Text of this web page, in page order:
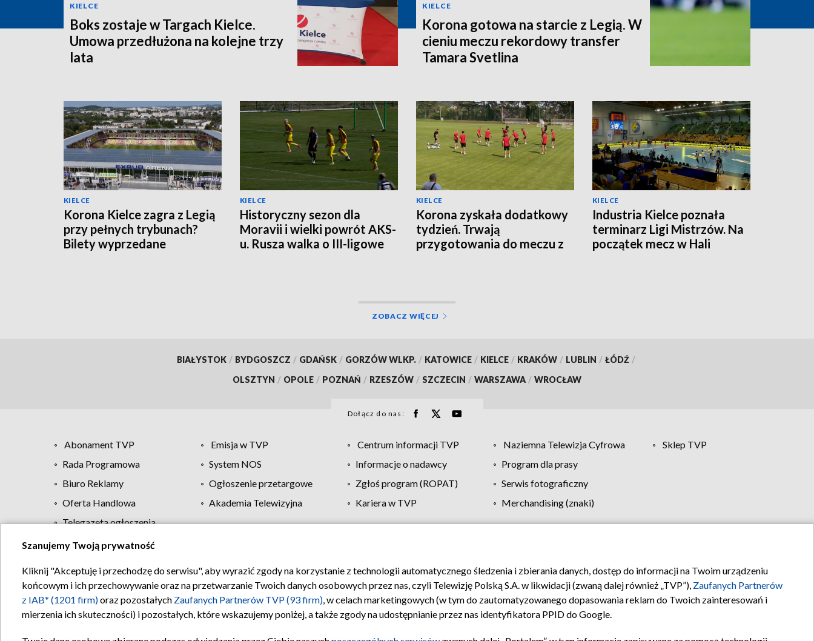
KIELCE
Boks zostaje w Targach Kielce.
Umowa przedłużona na kolejne trzy
lata
KIELCE
Korona gotowa na starcie z Legią. W
cieniu meczu rekordowy transfer
Tamara Svetlina
KIELCE
Korona Kielce zagra z Legią
przy pełnych trybunach?
Bilety wyprzedane
KIELCE
Historyczny sezon dla
Moravii i wielki powrót AKS-
u. Rusza walka o III-ligowe
KIELCE
Korona zyskała dodatkowy
tydzień. Trwają
przygotowania do meczu z
KIELCE
Industria Kielce poznała
terminarz Ligi Mistrzów. Na
początek mecz w Hali
ZOBACZ WIĘCEJ
BIAŁYSTOK / BYDGOSZCZ / GDAŃSK / GORZÓW WLKP. / KATOWICE / KIELCE / KRAKÓW / LUBLIN / ŁÓDŹ /
OLSZTYN / OPOLE / POZNAŃ / RZESZÓW / SZCZECIN / WARSZAWA / WROCŁAW
Dołącz do nas:
Abonament TVP Emisja w TVP Centrum informacji TVP Naziemna Telewizja Cyfrowa
Sklep TVP
Rada Programowa
System NOS Informacje o nadawcy
Program dla prasy
Biuro Reklamy
Ogłoszenie przetargowe Zgłoś program (ROPAT)
Serwis fotograficzny
Oferta Handlowa
Akademia Telewizyjna Kariera w TVP
Merchandising (znaki)
Telegazeta ogłoszenia
Regulamin TVP Polityka prywatności Moje zgody Pomoc Biuro reklamy Kontakt
Szanujemy Twoją prywatność
Kliknij "Akceptuję i przechodzę do serwisu", aby wyrazić zgody na korzystanie z technologii automatycznego śledzenia i zbierania danych, dostęp do informacji na Twoim urządzeniu
końcowym i ich przechowywanie oraz na przetwarzanie Twoich danych osobowych przez nas, czyli Telewizję Polską S.A. w likwidacji (zwaną dalej również „TVP”), Zaufanych Partnerów
z IAB* (1201 firm)oraz pozostałych Zaufanych Partnerów TVP (93 firm), w celach marketingowych (w tym do zautomatyzowanego dopasowania reklam do Twoich zainteresowań i
mierzenia ich skuteczności) i pozostałych, które wskazujemy poniżej, a także zgody na udostępnianie przez nas identyfikatora PPID do Google.